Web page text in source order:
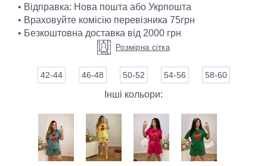
• Відправка: Нова пошта або Укрпошта
• Враховуйте комісію перевізника 75грн
• Безкоштовна доставка від 2000 грн
Розмірна сітка
42-44 46-48 50-52 54-56 58-60
Інші кольори: